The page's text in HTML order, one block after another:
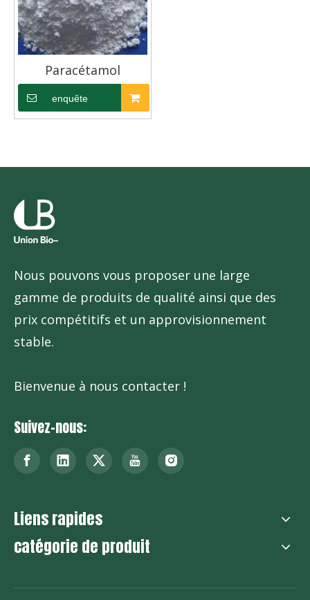
Paracétamol
enquête
Nous pouvons vous proposer une large
gamme de produits de qualité ainsi que des
prix compétitifs et un approvisionnement
stable.
Bienvenue à nous contacter !
Suivez-nous:
Liens rapides
catégorie de produit